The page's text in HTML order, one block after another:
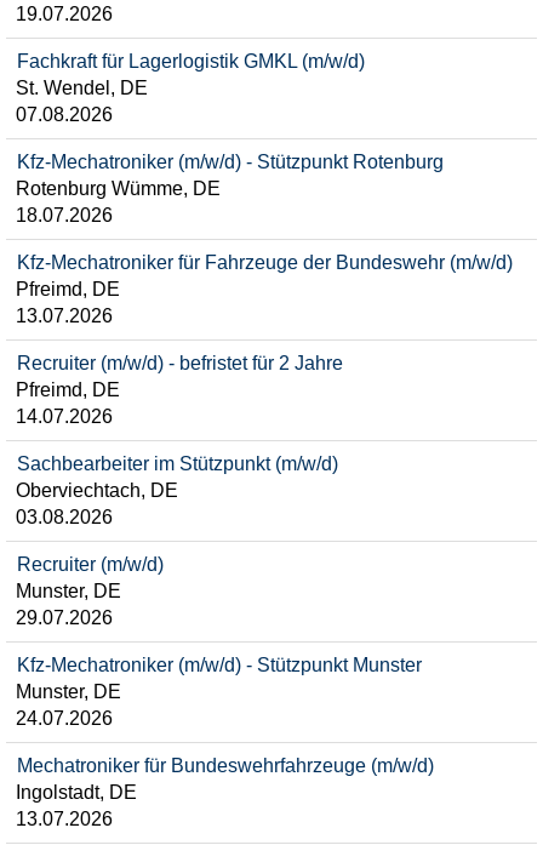
19.07.2026
Fachkraft für Lagerlogistik GMKL (m/w/d)
St. Wendel, DE
07.08.2026
Kfz-Mechatroniker (m/w/d) - Stützpunkt Rotenburg
Rotenburg Wümme, DE
18.07.2026
Kfz-Mechatroniker für Fahrzeuge der Bundeswehr (m/w/d)
Pfreimd, DE
13.07.2026
Recruiter (m/w/d) - befristet für 2 Jahre
Pfreimd, DE
14.07.2026
Sachbearbeiter im Stützpunkt (m/w/d)
Oberviechtach, DE
03.08.2026
Recruiter (m/w/d)
Munster, DE
29.07.2026
Kfz-Mechatroniker (m/w/d) - Stützpunkt Munster
Munster, DE
24.07.2026
Mechatroniker für Bundeswehrfahrzeuge (m/w/d)
Ingolstadt, DE
13.07.2026